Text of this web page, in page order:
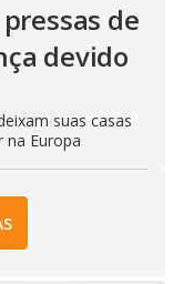
de
devido
suas casas
na Europa